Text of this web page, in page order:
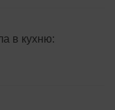
в кухню: